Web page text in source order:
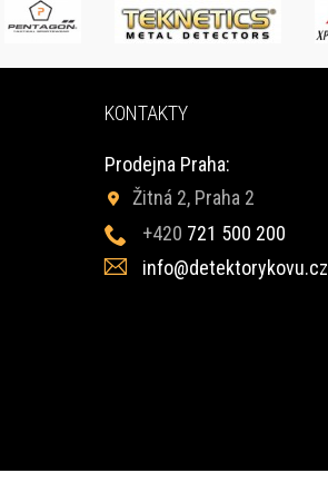
KONTAKTY
Prodejna Praha:
Žitná 2, Praha 2
+420 721 500 200
info@detektorykovu.cz